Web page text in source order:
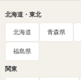
北海道・東北
北海道 青森県
福島県
関東